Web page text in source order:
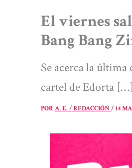
El viernes
Bang Bang
Se acerca la
cartel de Edorta […]
PORA. E. / REDACCIÓN/14